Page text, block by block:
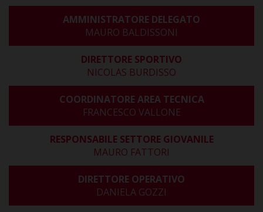
AMMINISTRATORE DELEGATO
MAURO BALDISSONI
DIRETTORE SPORTIVO
NICOLAS BURDISSO
COORDINATORE AREA TECNICA
FRANCESCO VALLONE
RESPONSABILE SETTORE GIOVANILE
MAURO FATTORI
DIRETTORE OPERATIVO
DANIELA GOZZI